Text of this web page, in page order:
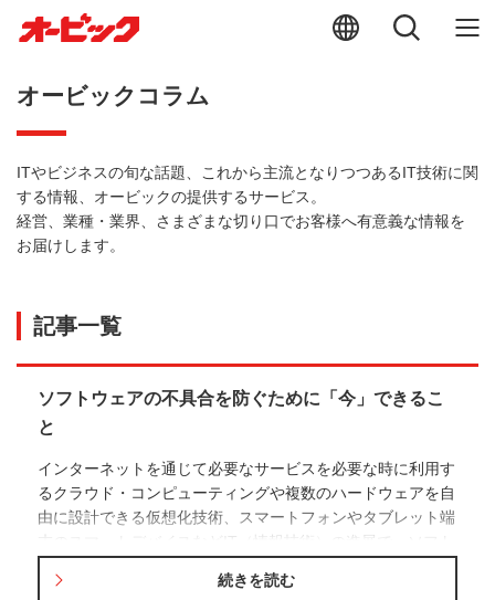
オービックコラム
ITやビジネスの旬な話題、これから主流となりつつあるIT技術に関
する情報、オービックの提供するサービス。
経営、業種・業界、さまざまな切り口でお客様へ有意義な情報を
お届けします。
記事一覧
ソフトウェアの不具合を防ぐために「今」できるこ
と
インターネットを通じて必要なサービスを必要な時に利用す
るクラウド・コンピューティングや複数のハードウェアを自
由に設計できる仮想化技術、スマートフォンやタブレット端
末のスマートデバイスなどIT（情報技術）の進展で、ソフト
消失やプログラム誤作動などの品質リスクが高まり、その原
続きを読む